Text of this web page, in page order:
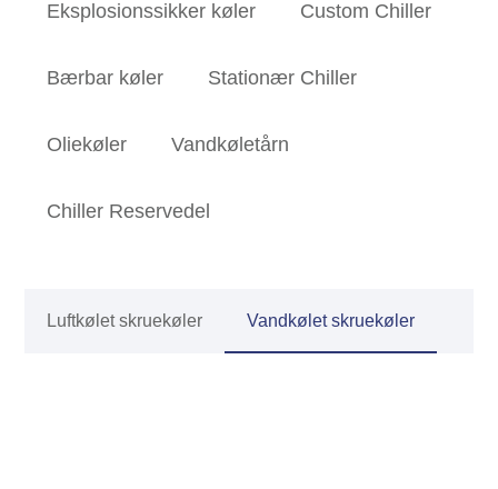
Eksplosionssikker køler Custom Chiller
Bærbar køler Stationær Chiller
Oliekøler Vandkøletårn
Chiller Reservedel
Luftkølet skruekøler Vandkølet skruekøler